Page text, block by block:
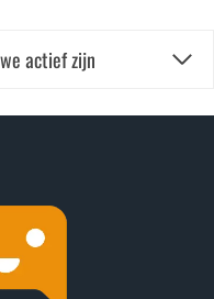
actief zijn